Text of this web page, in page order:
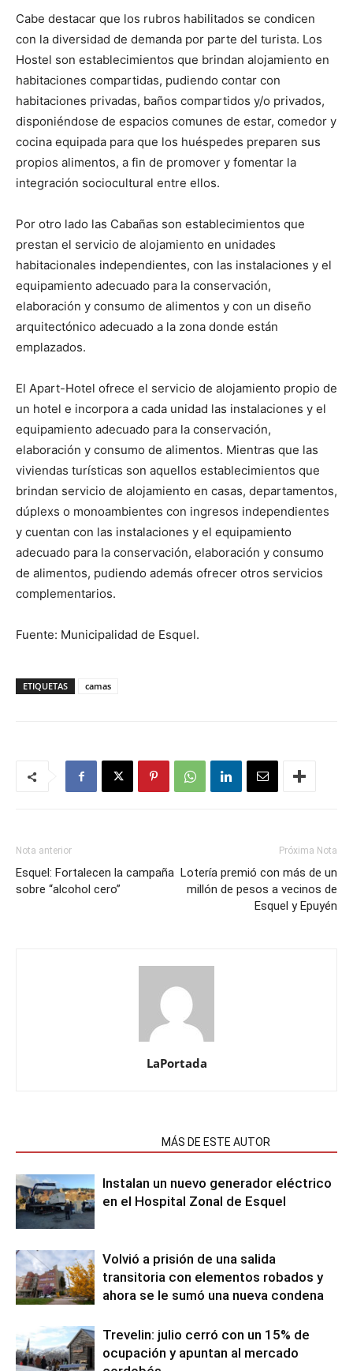
Cabe destacar que los rubros habilitados se condicen
con la diversidad de demanda por parte del turista. Los
Hostel son establecimientos que brindan alojamiento en
habitaciones compartidas, pudiendo contar con
habitaciones privadas, baños compartidos y/o privados,
disponiéndose de espacios comunes de estar, comedor y
cocina equipada para que los huéspedes preparen sus
propios alimentos, a fin de promover y fomentar la
integración sociocultural entre ellos.
Por otro lado las Cabañas son establecimientos que
prestan el servicio de alojamiento en unidades
habitacionales independientes, con las instalaciones y el
equipamiento adecuado para la conservación,
elaboración y consumo de alimentos y con un diseño
arquitectónico adecuado a la zona donde están
emplazados.
El Apart-Hotel ofrece el servicio de alojamiento propio de
un hotel e incorpora a cada unidad las instalaciones y el
equipamiento adecuado para la conservación,
elaboración y consumo de alimentos. Mientras que las
viviendas turísticas son aquellos establecimientos que
brindan servicio de alojamiento en casas, departamentos,
dúplexs o monoambientes con ingresos independientes
y cuentan con las instalaciones y el equipamiento
adecuado para la conservación, elaboración y consumo
de alimentos, pudiendo además ofrecer otros servicios
complementarios.
Fuente: Municipalidad de Esquel.
ETIQUETAS camas
Nota anterior
Esquel: Fortalecen la campaña
sobre “alcohol cero”
Próxima Nota
Lotería premió con más de un
millón de pesos a vecinos de
Esquel y Epuyén
LaPortada
MÁS DE ESTE AUTOR
Instalan un nuevo generador eléctrico
en el Hospital Zonal de Esquel
Volvió a prisión de una salida
transitoria con elementos robados y
ahora se le sumó una nueva condena
Trevelin: julio cerró con un 15% de
ocupación y apuntan al mercado